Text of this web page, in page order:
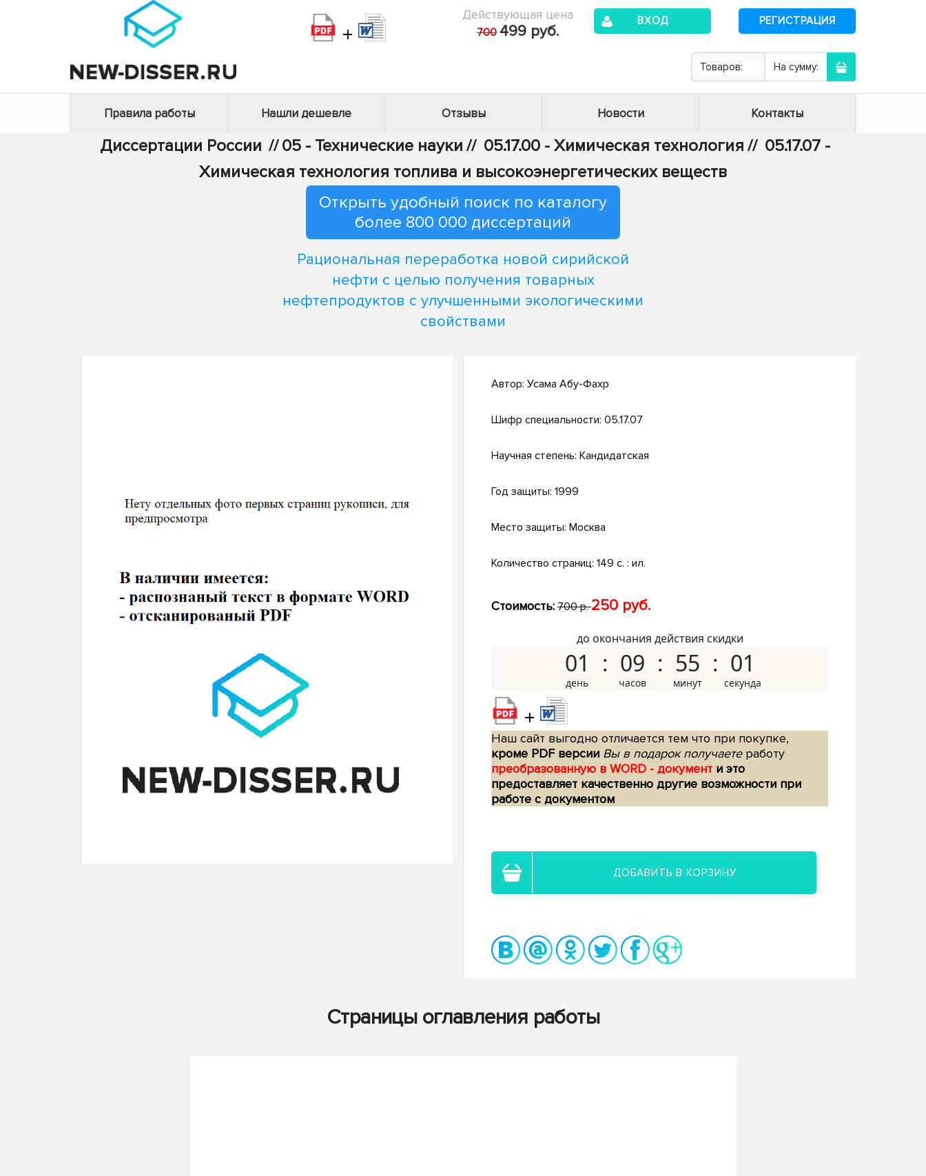
+
Действующая цена
700 499 руб.
ВХОД РЕГИСТРАЦИЯ
Товаров: На сумму:
Правила работы Нашли дешевле Отзывы Новости Контакты
Диссертации России // 05 - Технические науки // 05.17.00 - Химическая технология // 05.17.07 -
Химическая технология топлива и высокоэнергетических веществ
Открыть удобный поиск по каталогу
более 800 000 диссертаций
Рациональная переработка новой сирийской
нефти с целью получения товарных
нефтепродуктов с улучшенными экологическими
свойствами
Автор: Усама Абу-Фахр
Шифр специальности: 05.17.07
Научная степень: Кандидатская
Год защиты: 1999
Место защиты: Москва
Количество страниц: 149 с. : ил.
Стоимость: 700 р.250 руб.
до окончания действия скидки
01 09 55 00
+
Наш сайт выгодно отличается тем что при покупке,
кроме PDF версии Вы в подарок получаетеработу
преобразованную в WORD - документ и это
предоставляет качественно другие возможности при
работе с документом
ДОБАВИТЬ В КОРЗИНУ
Страницы оглавления работы